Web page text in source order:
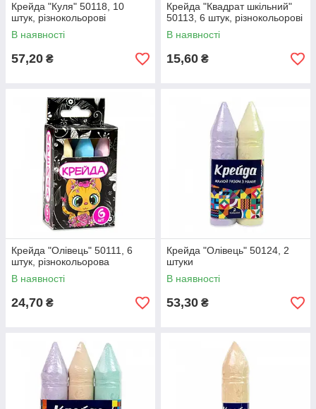
Крейда "Куля" 50118, 10
штук, різнокольорові
В наявності
57,20 ₴
Крейда "Квадрат шкільний"
50113, 6 штук, різнокольорові
В наявності
15,60 ₴
Крейда "Олівець" 50111, 6
штук, різнокольорова
В наявності
24,70 ₴
Крейда "Олівець" 50124, 2
штуки
В наявності
53,30 ₴